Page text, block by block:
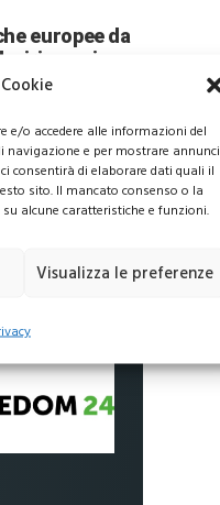
e/o accedere alle informazioni del
e per mostrare annunci
consentirà di elaborare dati quali il
sito. Il mancato consenso o la
alcune caratteristiche e funzioni.
Visualizza le preferenze
europee da
mirino nei